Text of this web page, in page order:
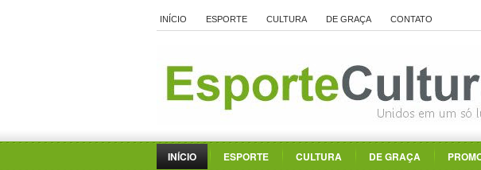
INÍCIO ESPORTE CULTURA DE GRAÇA CONTATO
INÍCIO ESPORTE CULTURA DE GRAÇA